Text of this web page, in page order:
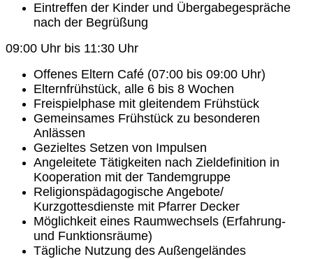
Eintreffen der Kinder und Übergabegespräche
nach der Begrüßung
09:00 Uhr bis 11:30 Uhr
Offenes Eltern Café (07:00 bis 09:00 Uhr)
Elternfrühstück, alle 6 bis 8 Wochen
Freispielphase mit gleitendem Frühstück
Gemeinsames Frühstück zu besonderen
Anlässen
Gezieltes Setzen von Impulsen
Angeleitete Tätigkeiten nach Zieldefinition in
Kooperation mit der Tandemgruppe
Religionspädagogische Angebote/
Kurzgottesdienste mit Pfarrer Decker
Möglichkeit eines Raumwechsels (Erfahrung-
und Funktionsräume)
Tägliche Nutzung des Außengeländes